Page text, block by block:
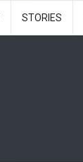
STORIES